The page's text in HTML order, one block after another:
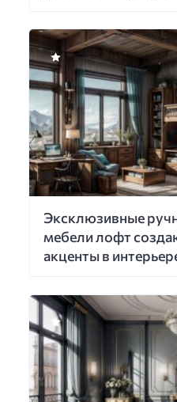
Эксклюзивные
мебели лофт
акценты в